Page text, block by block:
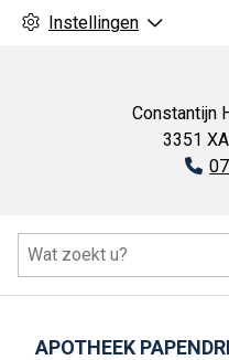
Instellingen
Constantijn
3351 XA
APOTHEEK